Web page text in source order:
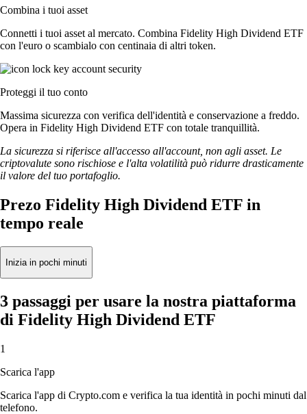
Combina i tuoi asset
Connetti i tuoi asset al mercato. Combina Fidelity High Dividend ETF
con l'euro o scambialo con centinaia di altri token.
Proteggi il tuo conto
Massima sicurezza con verifica dell'identità e conservazione a freddo.
Opera in Fidelity High Dividend ETF con totale tranquillità.
La sicurezza si riferisce all'accesso all'account, non agli asset. Le
criptovalute sono rischiose e l'alta volatilità può ridurre drasticamente
il valore del tuo portafoglio.
Prezo Fidelity High Dividend ETF in
tempo reale
Inizia in pochi minuti
3 passaggi per usare la nostra piattaforma
di Fidelity High Dividend ETF
1
Scarica l'app
Scarica l'app di Crypto.com e verifica la tua identità in pochi minuti dal
telefono.